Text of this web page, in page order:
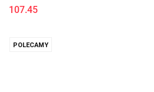
107.45
POLECAMY